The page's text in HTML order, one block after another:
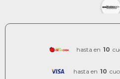
hasta en 10
hasta en 10